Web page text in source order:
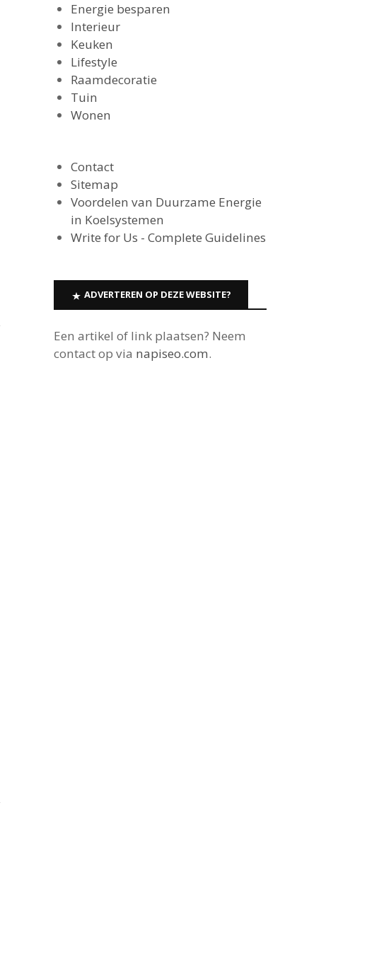
Energie besparen
Interieur
Keuken
Lifestyle
Raamdecoratie
Tuin
Wonen
Contact
Sitemap
Voordelen van Duurzame Energie
in Koelsystemen
Write for Us - Complete Guidelines
ADVERTEREN OP DEZE WEBSITE?
Een artikel of link plaatsen? Neem
contact op via napiseo.com.